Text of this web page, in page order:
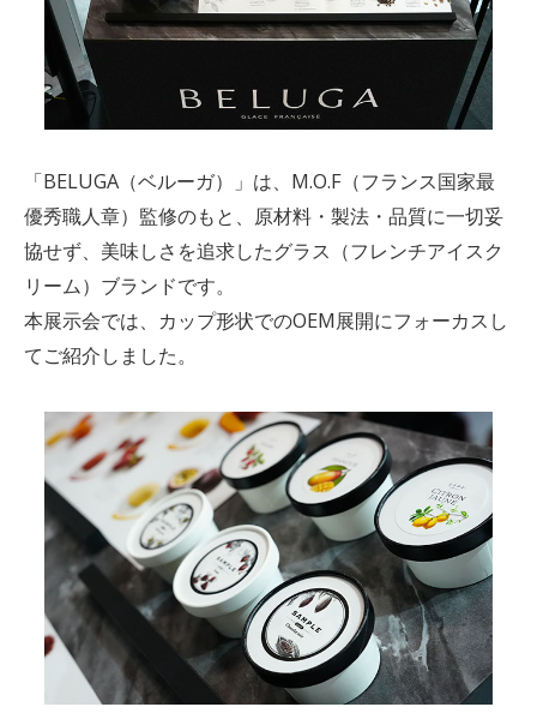
「BELUGA（ベルーガ）」 は、M.O.F（フランス国家最
優秀職人章）監修のもと、原材料・製法・品質に一切妥
協せず、美味しさを追求したグラス （フレンチアイスク
リーム）ブランドです。
本展示会では、
カップ形状でのOEM展開にフォーカスし
てご紹介しました。